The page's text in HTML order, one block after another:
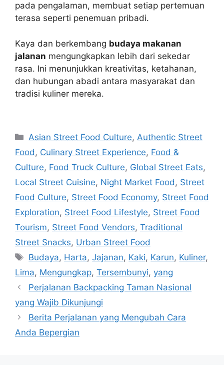
pada pengalaman, membuat setiap pertemuan
terasa seperti penemuan pribadi.
Kaya dan berkembang budaya makanan
jalanan mengungkapkan lebih dari sekedar
rasa. Ini menunjukkan kreativitas, ketahanan,
dan hubungan abadi antara masyarakat dan
tradisi kuliner mereka.
posCategories
Asian Street Food Culture,Authentic Street
Food, Culinary Street Experience, Food &
Culture, Food Truck Culture, Global Street Eats,
Local Street Cuisine, Night Market Food, Street
Food Culture, Street Food Economy, Street Food
Exploration, Street Food Lifestyle, Street Food
Tourism, Street Food Vendors, Traditional
Street Snacks, Urban Street Food
Tags
Budaya, Harta,Jajanan, Kaki, Karun, Kuliner,
Lima, Mengungkap, Tersembunyi, yang
Perjalanan Backpacking Taman Nasional
yang Wajib Dikunjungi
Berita Perjalanan yang Mengubah Cara
Anda Bepergian